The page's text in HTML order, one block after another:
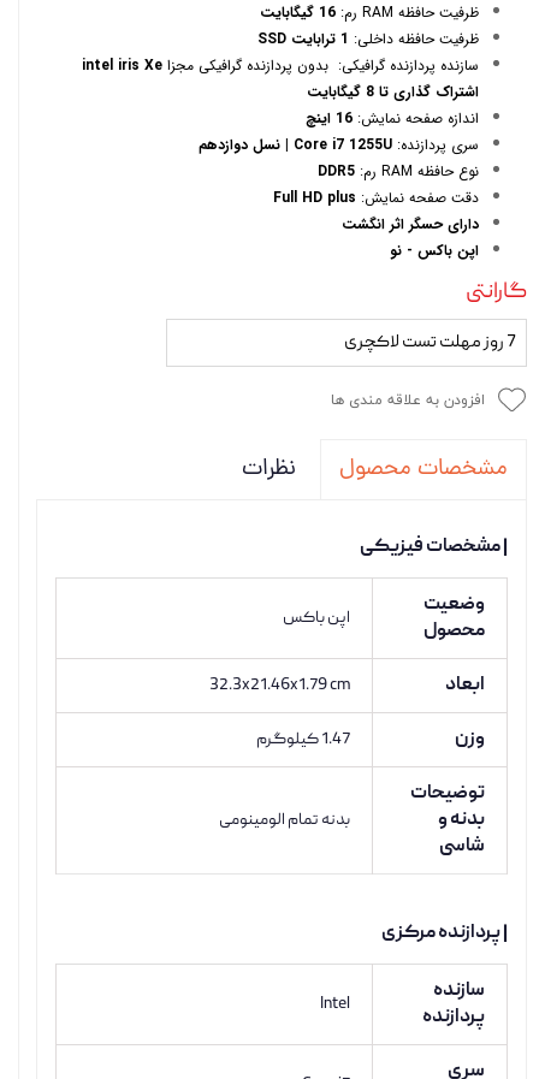
ظرفیت حافظه RAM رم:
16 گیگابایت
ظرفیت حافظه داخلی: 1 ترابایت SSD
سازنده پردازنده گرافیکی: بدون پردازنده گرافیکی مجزا intel iris Xe
اشتراک گذاری تا 8 گیگابایت
اندازه صفحه نمایش: 16 اینچ
سری پردازنده: Core i7 1255U | نسل دوازدهم
نوع حافظه RAM رم:
DDR5
دقت صفحه نمایش: Full HD plus
دارای حسگر اثر انگشت
اپن باکس - نو
گارانتی
7 روز مهلت تست لاکچری
افزودن به علاقه مندی ها
مشخصات محصول نظرات
| مشخصات فیزیکی
وضعیت
محصول
اپن باکس
ابعاد 32.3x21.46x1.79 cm
وزن 1.47 کیلوگرم
توضیحات
بدنه و
شاسی
بدنه تمام الومینومی
| پردازنده مرکزی
سازنده
پردازنده
Intel
سری